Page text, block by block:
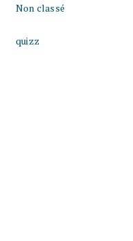
Non classé
quizz